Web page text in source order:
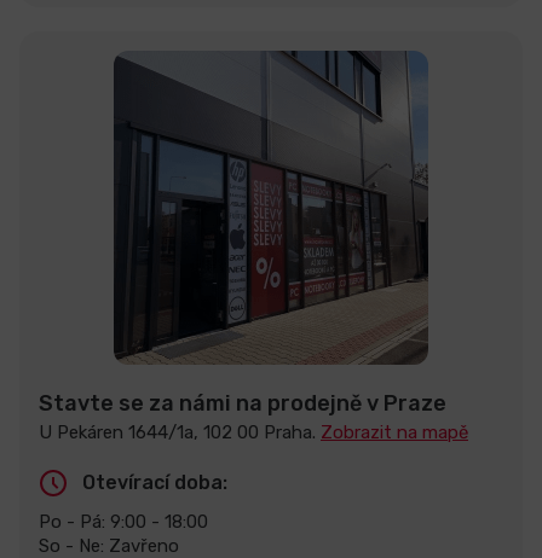
Stavte se za námi na prodejně v Praze
U Pekáren 1644/1a, 102 00 Praha. Zobrazit na mapě
Otevírací doba:
Po - Pá: 9:00 - 18:00
So - Ne: Zavřeno